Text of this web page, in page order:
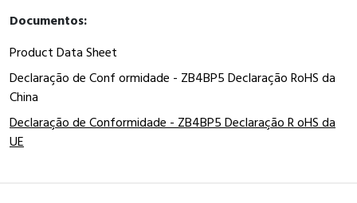
Documentos:
Product Data Sheet
Declaração de Conf ormidade - ZB4BP5 Declaração RoHS da
China
Declaração de Conformidade - ZB4BP5 Declaração R oHS da
UE